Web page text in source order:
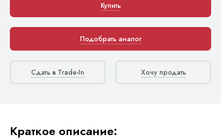
Купить
Подобрать аналог
Сдать в Trade-In Хочу продать
Краткое описание: